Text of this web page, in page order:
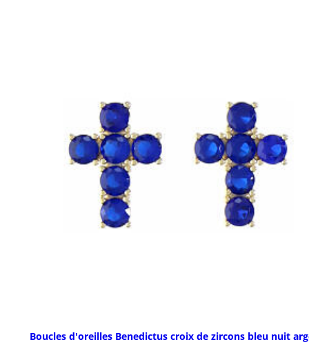
Boucles d'oreilles Benedictus croix de zircons bleu nuit